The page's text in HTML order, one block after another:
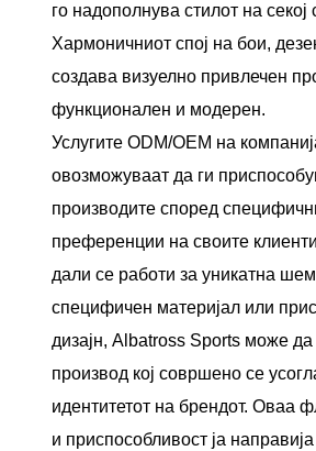
го надополнува стилот на секој
Хармоничниот спој на бои,
создава визуелно привлечен
функционален и модерен.
Услугите ODM/OEM на
овозможуваат да ги
производите според
преференции на своите
дали се работи за уникатна
специфичен материјал или
дизајн, Albatross Sports може
производ кој совршено се
идентитетот на брендот. Оваа
и приспособливост ја